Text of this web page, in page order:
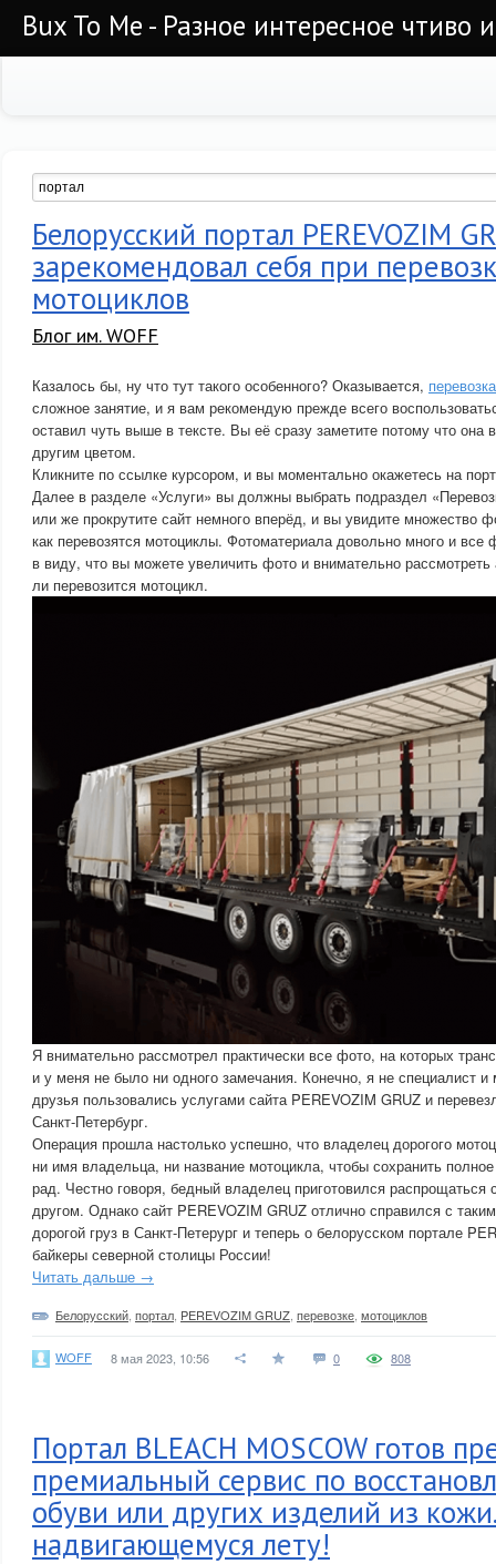
Bux To Me - Разное интересное чтиво
Белорусский портал PEREVOZIM
зарекомендовал себя при
мотоциклов
Блог им. WOFF
Казалось бы, ну что тут такого особенного? Оказывается,
сложное занятие, и я вам рекомендую прежде всего
оставил чуть выше в тексте. Вы её сразу заметите потому что она
другим цветом.
Кликните по ссылке курсором, и вы моментально окажетесь на
Далее в разделе «Услуги» вы должны выбрать подраздел
или же прокрутите сайт немного вперёд, и вы увидите множество
как перевозятся мотоциклы. Фотоматериала довольно много и
в виду, что вы можете увеличить фото и внимательно рассмотреть
ли перевозится мотоцикл.
Я внимательно рассмотрел практически все фото, на которых
и у меня не было ни одного замечания. Конечно, я не специалист
друзья пользовались услугами сайта PEREVOZIM GRUZ и
Санкт-Петербург.
Операция прошла настолько успешно, что владелец дорогого
ни имя владельца, ни название мотоцикла, чтобы сохранить
рад. Честно говоря, бедный владелец приготовился
другом. Однако сайт PEREVOZIM GRUZ отлично справился с
дорогой груз в Санкт-Петерург и теперь о белорусском портале
байкеры северной столицы России!
Читать дальше →
Белорусский портал PEREVOZIM GRUZ перевозке мотоциклов
WOFF 8 мая 2023, 10:56 0 808
Портал BLEACH MOSCOW готов
премиальный сервис по
обуви или других изделий из
надвигающемуся лету!